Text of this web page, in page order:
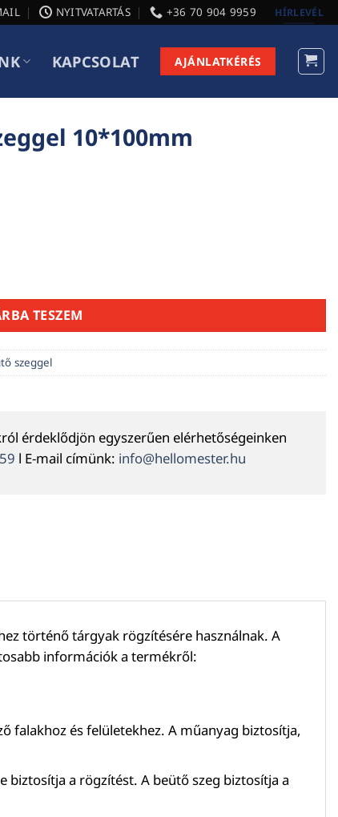
NYITVATARTÁS +36 70 904 9959 HÍRLEVÉL
KAPCSOLAT AJÁNLATKÉRÉS
10*100mm
TESZEM
szeggel
érdeklődjön egyszerűen elérhetőségeinken
l E-mail címünk: info@hellomester.hu
történő tárgyak rögzítésére használnak. A
információk a termékről:
falakhoz és felületekhez. A műanyag biztosítja,
biztosítja a rögzítést. A beütő szeg biztosítja a